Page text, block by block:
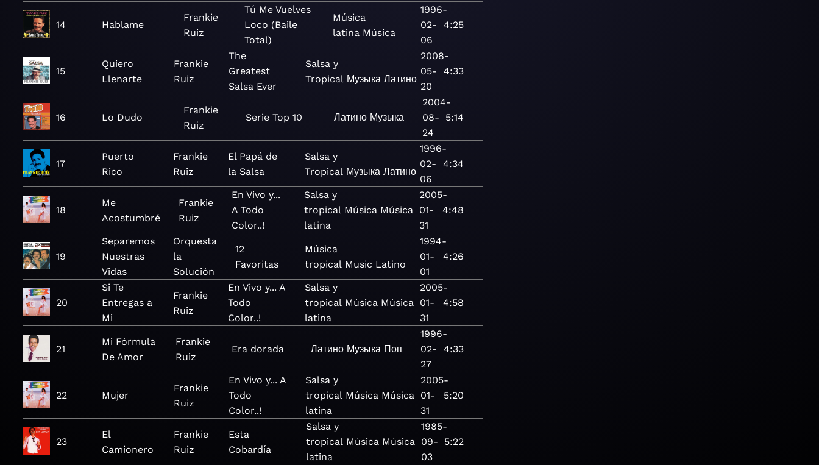
14 Hablame
Frankie
Ruiz
Tú Me Vuelves
Loco (Baile
Total)
Música
latina Música
1996-
02-
06
4:25
15
Quiero
Llenarte
Frankie
Ruiz
The
Greatest
Salsa Ever
Salsa y
Tropical Музыка Латино
2008-
05-
20
4:33
16 Lo Dudo
Frankie
Ruiz
Serie Top 10 Латино Музыка
2004-
08-
24
5:14
17
Puerto
Rico
Frankie
Ruiz
El Papá de
la Salsa
Salsa y
Tropical Музыка Латино
1996-
02-
06
4:34
18
Me
Acostumbré
Frankie
Ruiz
En Vivo y...
A Todo
Color..!
Salsa y
tropical Música Música
latina
2005-
01-
31
4:48
19
Separemos
Nuestras
Vidas
Orquesta
la
Solución
12
Favoritas
Música
tropical Music Latino
1994-
01-
01
4:26
20
Si Te
Entregas a
Mi
Frankie
Ruiz
En Vivo y... A
Todo
Color..!
Salsa y
tropical Música Música
latina
2005-
01-
31
4:58
21
Mi Fórmula
De Amor
Frankie
Ruiz
Era dorada Латино Музыка Поп
1996-
02-
27
4:33
22 Mujer
Frankie
Ruiz
En Vivo y... A
Todo
Color..!
Salsa y
tropical Música Música
latina
2005-
01-
31
5:20
23
El
Camionero
Frankie
Ruiz
Esta
Cobardía
Salsa y
tropical Música Música
latina
1985-
09-
03
5:22